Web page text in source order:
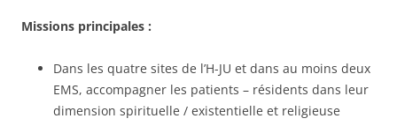
Missions principales :
Dans les quatre sites de l’H-JU et dans au moins deux
EMS, accompagner les patients – résidents dans leur
dimension spirituelle / existentielle et religieuse